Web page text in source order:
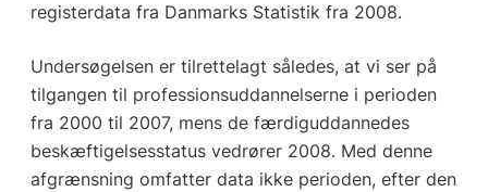
registerdata fra Danmarks Statistik fra 2008.
Undersøgelsen er tilrettelagt således, at vi ser på
tilgangen til professionsuddannelserne i perioden
fra 2000 til 2007, mens de færdiguddannedes
beskæftigelsesstatus vedrører 2008. Med denne
afgrænsning omfatter data ikke perioden, efter den